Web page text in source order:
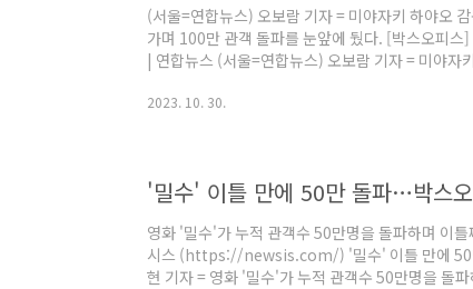
(서울=연합뉴스) 오보람 기자 = 미야자키 하야오
가며 100만 관객 돌파를 눈앞에 뒀다. [박스오피
| 연합뉴스 (서울=연합뉴스) 오보람 기자 = 미야자
피스 순위 - 박스오피스 끝판왕 APP] 박스오피스끝
2023. 10. 30.
'밀수' 이틀 만에 50만 돌파…박스
영화 '밀수'가 누적 관객수 50만명을 돌파하며 이
시스 (https://newsis.com/) '밀수' 이틀 만에 50
현 기자 = 영화 '밀수'가 누적 관객수 50만명을 돌